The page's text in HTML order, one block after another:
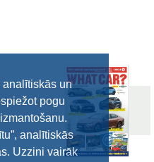
analītiskās un
pogu
analītiskās
Uzzini vairāk